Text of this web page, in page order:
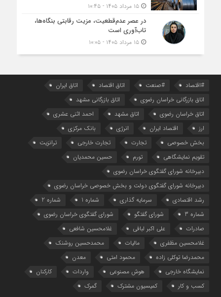
۱۵ مرداد ۱۴۰۵ - ۱۰:۴۵
در عصر عدم‌قطعیت، مزیت رقابتی بنگاه‌ها،
تاب‌آوری است
۱۵ مرداد ۱۴۰۵ - ۱۰:۰۵
#اقتصاد #صنعت اتاق اقتصاد
اتاق ایران
اتاق بازرگانی خراسان رضوی
اتاق بازرگانی مشهد
اتاق خراسان رضوی
اتاق مشهد
احمد اثنی عشری
ارز
اقتصاد ایران انرژی
بانک مرکزی
بخش خصوصی
تجارت تجارت خارجی
ترانزیت
تقویم نمایشگاهی
تورم
حسین محمدیان
دبیرخانه شورای گفتگوی خراسان رضوی
دبیرخانه شورای گفتگوی دولت و بخش خصوصی خراسان رضوی
رشد اقتصادی
سرمایه گذاری شماره 1
شماره 2
شماره 3
شورای گفتگو
شورای گفتگوی خراسان رضوی
صادرات
علی اکبر لبافی
غلامحسین شافعی
غلامحسین مظفری
مالیات
محمدحسین روشنک
محمدرضا توکلی زاده
محمود امتی
معدن
نمایشگاه خارجی
هوش مصنوعی واردات
کارکنان
کسب و کار
کمیسیون مشترک گمرک